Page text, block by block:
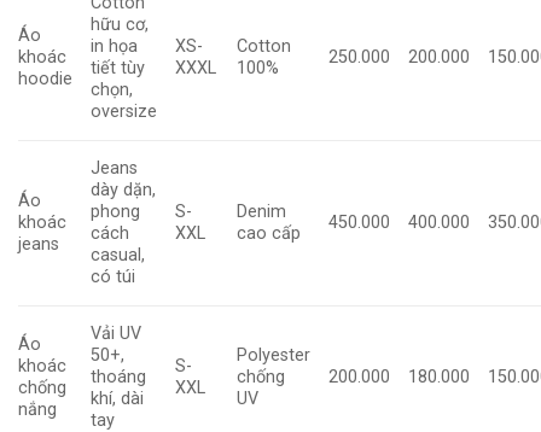
Áo
khoác
hoodie
hữu cơ,
in họa
tiết tùy
chọn,
oversize
XS-
XXXL
Cotton
100%
250.000 200.000
Áo
khoác
jeans
Jeans
dày dặn,
phong
cách
casual,
có túi
S-
XXL
Denim
cao cấp
450.000 400.000
Áo
khoác
chống
nắng
Vải UV
50+,
thoáng
khí, dài
tay
S-
XXL
Polyester
chống
UV
200.000 180.000